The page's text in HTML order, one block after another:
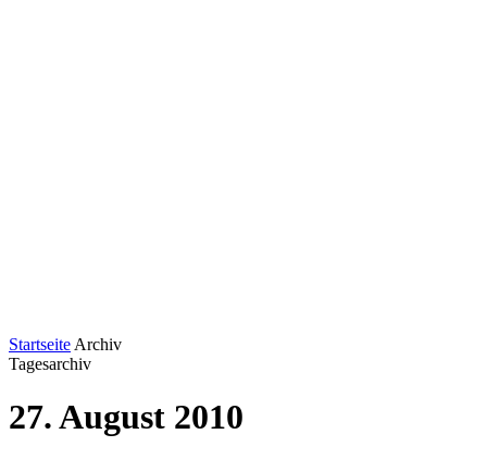
Startseite Archiv
Tagesarchiv
27. August 2010